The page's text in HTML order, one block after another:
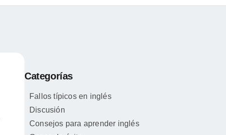
Categorías
Fallos típicos en inglés
Discusión
Consejos para aprender inglés